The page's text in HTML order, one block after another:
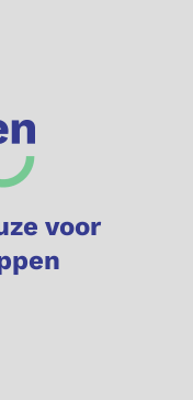
voor